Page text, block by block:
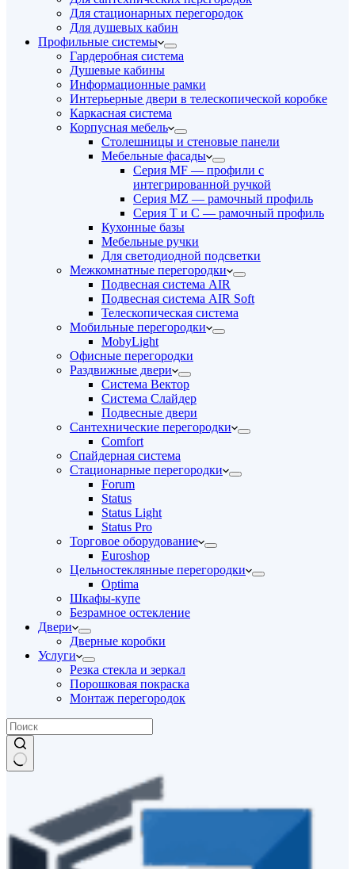
Для стационарных перегородок
Для душевых кабин
Профильные системы
Гардеробная система
Душевые кабины
Информационные рамки
Интерьерные двери в телескопической коробке
Каркасная система
Корпусная мебель
Столешницы и стеновые панели
Мебельные фасады
Серия MF — профили с
интегрированной ручкой
Серия MZ — рамочный профиль
Серия T и C — рамочный профиль
Кухонные базы
Мебельные ручки
Для светодиодной подсветки
Межкомнатные перегородки
Подвесная система AIR
Подвесная система AIR Soft
Телескопическая система
Мобильные перегородки
MobyLight
Офисные перегородки
Раздвижные двери
Система Вектор
Система Слайдер
Подвесные двери
Сантехнические перегородки
Comfort
Спайдерная система
Стационарные перегородки
Forum
Status
Status Light
Status Pro
Торговое оборудование
Euroshop
Цельностеклянные перегородки
Optima
Шкафы-купе
Безрамное остекление
Двери
Дверные коробки
Услуги
Резка стекла и зеркал
Порошковая покраска
Монтаж перегородок